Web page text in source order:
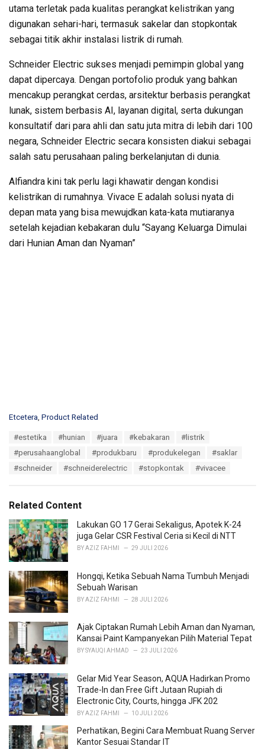
utama terletak pada kualitas perangkat kelistrikan yang
digunakan sehari-hari, termasuk sakelar dan stopkontak
sebagai titik akhir instalasi listrik di rumah.
Schneider Electric sukses menjadi pemimpin global yang
dapat dipercaya. Dengan portofolio produk yang bahkan
mencakup perangkat cerdas, arsitektur berbasis perangkat
lunak, sistem berbasis AI, layanan digital, serta dukungan
konsultatif dari para ahli dan satu juta mitra di lebih dari 100
negara, Schneider Electric secara konsisten diakui sebagai
salah satu perusahaan paling berkelanjutan di dunia.
Alfiandra kini tak perlu lagi khawatir dengan kondisi
kelistrikan di rumahnya. Vivace E adalah solusi nyata di
depan mata yang bisa mewujdkan kata-kata mutiaranya
setelah kejadian kebakaran dulu “Sayang Keluarga Dimulai
dari Hunian Aman dan Nyaman”
C
e
:
Etcetera, Product Related
#estetika #hunian #juara #kebakaran
#listrik
#perusahaanglobal
#produkbaru #produkelegan
#saklar
#schneider
#schneiderelectric #stopkontak #vivacee
Related Content
Lakukan GO 17 Gerai Sekaligus, Apotek K-24
juga Gelar CSR Festival Ceria si Kecil di NTT
BYAZIZ FAHMI 29 JULI 2026
Hongqi, Ketika Sebuah Nama Tumbuh Menjadi
Sebuah Warisan
BYAZIZ FAHMI 28 JULI 2026
Ajak Ciptakan Rumah Lebih Aman dan Nyaman,
Kansai Paint Kampanyekan Pilih Material Tepat
BYSYAUQI AHMAD 23 JULI 2026
Gelar Mid Year Season, AQUA Hadirkan Promo
Trade-In dan Free Gift Jutaan Rupiah di
Electronic City, Courts, hingga JFK 202
BYAZIZ FAHMI 10 JULI 2026
Perhatikan, Begini Cara Membuat Ruang Server
Kantor Sesuai Standar IT